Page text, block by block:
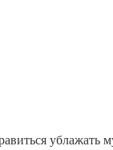
ублажать